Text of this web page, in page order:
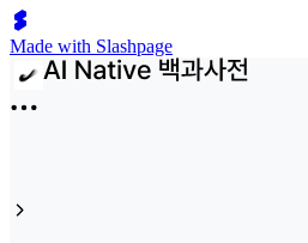
Made with Slashpage